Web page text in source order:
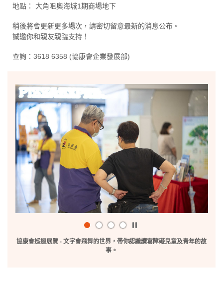
地點： 大角咀奧海城1期商場地下
稍後將會更新更多場次，請密切留意最新的消息公布。
誠邀你和親友親臨支持！
查詢：3618 6358 (協康會企業發展部)
播
放
/
協康會巡迴展覽 - 文字會飛舞的世界，帶你認識讀寫障礙兒童及青年的故
事。